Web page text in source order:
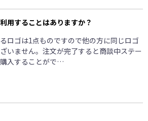
用することはありますか？
ロゴは1点ものですので他の方に同じロゴ
いません。注文が完了すると商談中ステー
入することがで…